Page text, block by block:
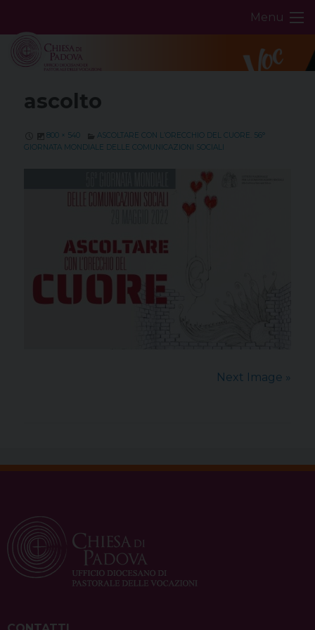
content
Menu
ascolto
800 × 540
ASCOLTARE CON L’ORECCHIO DEL CUORE. 56°
GIORNATA MONDIALE DELLE COMUNICAZIONI SOCIALI
Next Image »